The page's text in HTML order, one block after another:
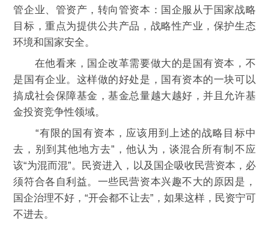
管企业、管资产，转向管资本：国企服从于国家战略
目标，重点为提供公共产品，战略性产业，保护生态
环境和国家安全。
在他看来，国企改革需要做大的是国有资本，不
是国有企业。这样做的好处是，国有资本的一块可以
搞成社会保障基金，基金总量越大越好，并且允许基
金投资竞争性领域。
“有限的国有资本，应该用到上述的战略目标中
去，别到其他地方去”，他认为，谈混合所有制不应
该“为混而混”。民资进入，以及国企吸收民营资本，必
须符合各自利益。一些民营资本兴趣不大的原因是，
国企治理不好，“开会都不让去”，如果这样，民资宁可
不进去。